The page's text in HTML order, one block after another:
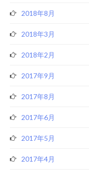
2018年8月
2018年3月
2018年2月
2017年9月
2017年8月
2017年6月
2017年5月
2017年4月